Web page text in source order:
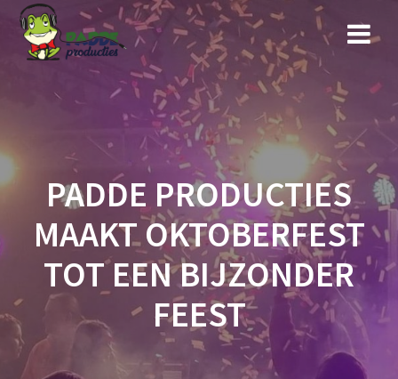
Ga
naar
de
inhoud
PADDE PRODUCTIES
MAAKT OKTOBERFEST
TOT EEN BIJZONDER
FEEST